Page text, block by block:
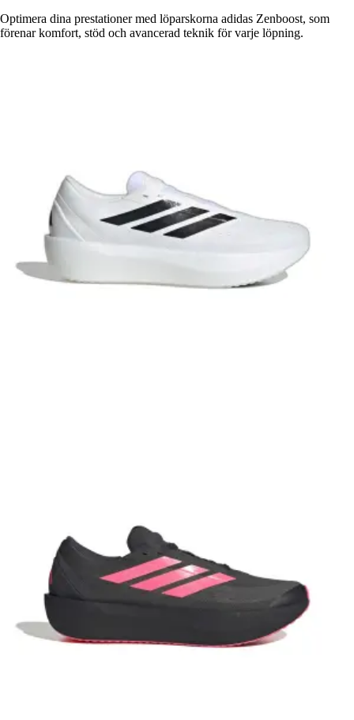
Optimera dina prestationer med löparskorna adidas Zenboost, som
förenar komfort, stöd och avancerad teknik för varje löpning.